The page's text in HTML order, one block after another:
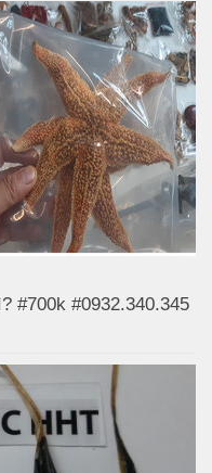
#700k #0932.340.345